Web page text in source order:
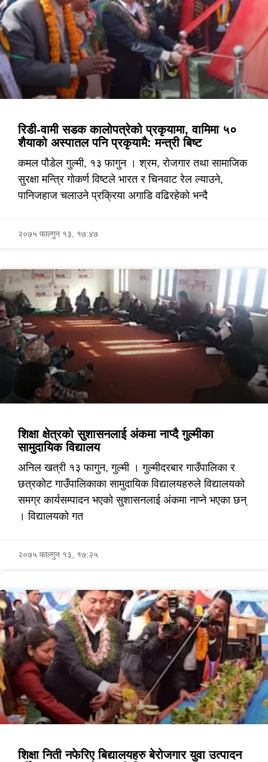
रिडी-वामी सडक कालोपत्रेको प्रकृयामा, वामिमा ५०
शैयाको अस्पातल पनि प्रकृयामै: मन्त्री बिष्ट
कमल पौडेल गुल्मी, १३ फागुन । श्रम, रोजगार तथा सामाजिक
सुरक्षा मन्त्रि गोकर्ण विष्टले भारत र चिनवाट रेल ल्याउने,
पानिजहाज चलाउने प्रक्रिया अगाडि वढिरहेको भन्दै
२०७५ फाल्गुन १३, १७:४७
शिक्षा क्षेत्रको सुशासनलाई अंकमा नाप्दै गुल्मीका
सामुदायिक विद्यालय
अनिल खत्री १३ फागुन, गुल्मी । गुल्मीदरबार गाउँपालिका र
छत्रकोट गाउँपालिकाका सामुदायिक विद्यालयहरुले विद्यालयको
समग्र कार्यसम्पादन भएको सुशासनलाई अंकमा नाप्ने भएका छन्
। विद्यालयको गत
२०७५ फाल्गुन १३, १७:२५
शिक्षा निती नफेरिए बिद्यालयहरु बेरोजगार युवा उत्पादन